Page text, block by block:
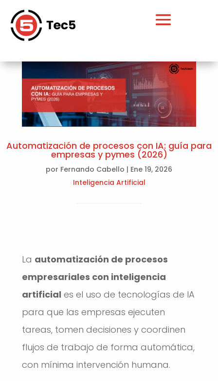
Automatización de procesos con IA: guía para
empresas y pymes (2026)
por Fernando Cabello | Ene 19, 2026
Inteligencia Artificial
La automatización de procesos
empresariales con inteligencia
artificial es el uso de tecnologías de IA
para que las empresas ejecuten
tareas, tomen decisiones y coordinen
flujos de trabajo de forma automática,
con mínima intervención humana.